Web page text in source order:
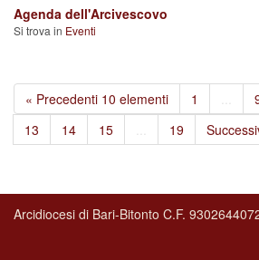
Agenda dell'Arcivescovo
Si trova in Eventi
« Precedenti 10 elementi 1
13
14 15 19
Arcidiocesi di Bari-Bitonto C.F.